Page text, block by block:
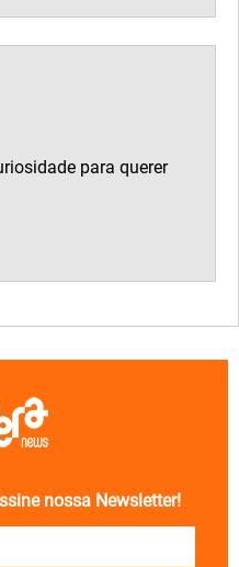
para querer
nossa Newsletter!